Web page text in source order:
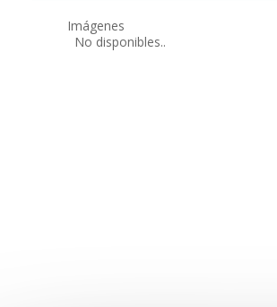
Imágenes
No disponibles..